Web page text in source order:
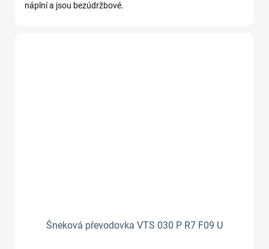
náplní a jsou bezúdržbové.
Šneková převodovka VTS 030 P R7 F09 U